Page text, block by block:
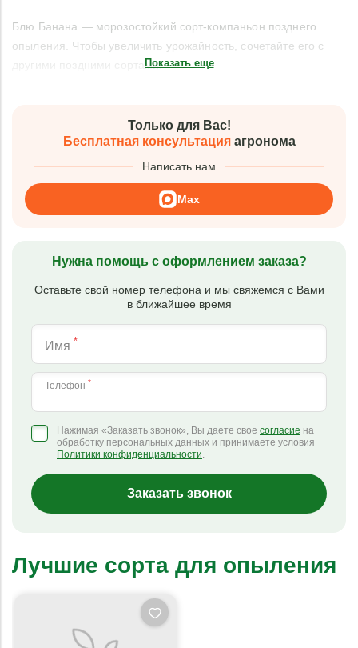
Блю Банана — морозостойкий сорт-компаньон позднего
опыления. Чтобы увеличить урожайность, сочетайте его с
другими поздними сортами.Показать еще
Только для Вас!
Бесплатная консультацияагронома
Написать нам
Max
Нужна помощь с оформлением заказа?
Оставьте свой номер телефона и мы свяжемся с Вами
в ближайшее время
Имя *
Телефон *
Нажимая «Заказать звонок», Вы даете свое согласие на
обработку персональных данных и принимаете условия
Политики конфиденциальности.
Заказать звонок
Лучшие сорта для опыления